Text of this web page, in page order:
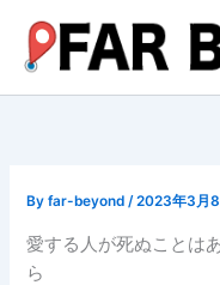
ス
Byfar-beyond/2023年3月8
愛する人が死ぬことは
ら